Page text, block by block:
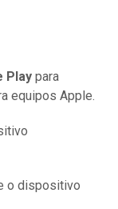
Play para
equipos Apple.
o dispositivo